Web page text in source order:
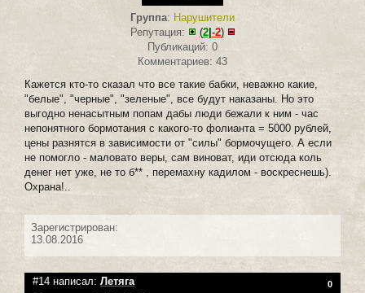
Группа: Нарушители
Репутация:
(2| -2)
Публикаций: 0
Комментариев: 43
Кажется кто-то сказал что все такие бабки, неважно какие,
"белые", "черные", "зеленые", все будут наказаны. Но это
выгодно ненасытным попам дабы люди бежали к ним - час
непонятного бормотания с какого-то фолианта = 5000 рублей,
цены разнятся в зависимости от "силы" бормочущего. А если
не помогло - маловато веры, сам виноват, иди отсюда коль
денег нет уже, не то б** , перемахну кадилом - воскреснешь).
Охрана!..
Зарегистрирован:
13.08.2016
#14 написал: Летяга 0